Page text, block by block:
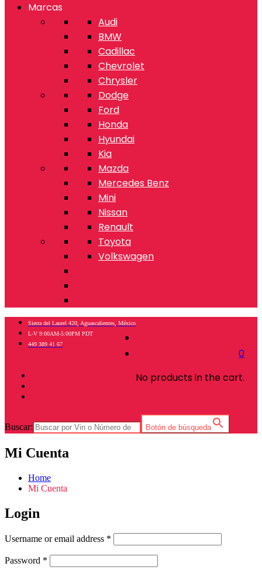
Marcas
Audi
BMW
Cadillac
Chevrolet
Chrysler
Dodge
Ford
Honda
Hyundai
Kia
Mazda
Mercedes Benz
Mini
Nissan
Renault
Toyota
Volkswagen
0
No products in the cart.
Sierra del Laurel 420, Aguascalientes, México
L-V 9:00AM-5:00PM PDT
449 389 41 67
Buscar: Botón de búsqueda
Mi Cuenta
Home
Mi Cuenta
Login
Username or email address *
Password *